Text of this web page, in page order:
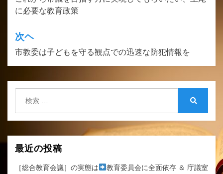
ナ
ビ
ゲ
ー
シ
ョ
ン
に必要な教育政策
次ヘ
市教委は子どもを守る観点での迅速な防犯情報を
最近の投稿
［総合教育会議］の実態は
教育委員会に全面依存 ＆ 庁議室